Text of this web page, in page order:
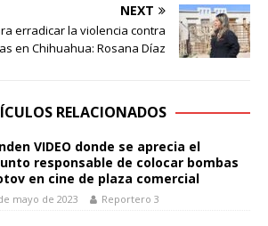
NEXT
erradicar la violencia contra
en Chihuahua: Rosana Díaz
RELACIONADOS
VIDEO donde se aprecia el
responsable de colocar bombas
en cine de plaza comercial
mayo de 2023 Reportero 3